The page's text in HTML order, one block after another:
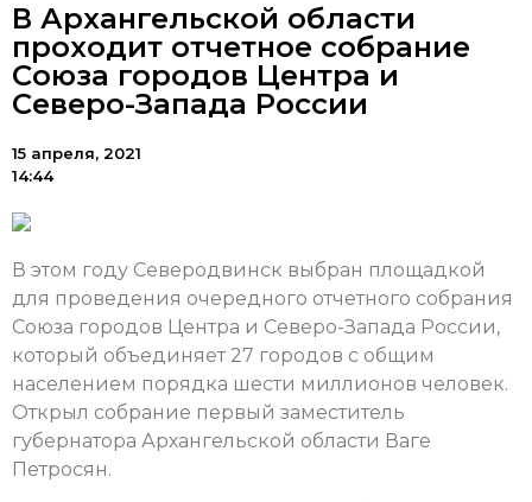
В Архангельской области
проходит отчетное собрание
Союза городов Центра и
Северо-Запада России
15 апреля, 2021
14:44
В этом году Северодвинск выбран площадкой
для проведения очередного отчетного собрания
Союза городов Центра и Северо-Запада России,
который объединяет 27 городов с общим
населением порядка шести миллионов человек.
Открыл собрание первый заместитель
губернатора Архангельской области Ваге
Петросян.